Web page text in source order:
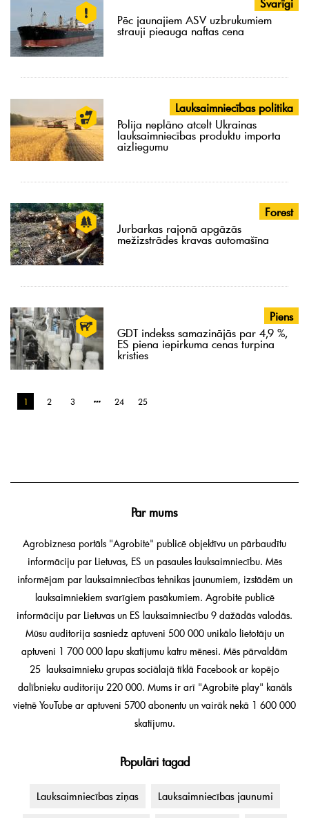
Svarīgi
Pēc jaunajiem ASV uzbrukumiem
strauji pieauga naftas cena
Lauksaimniecības politika
Polija neplāno atcelt Ukrainas
lauksaimniecības produktu importa
aizliegumu
Forest
Jurbarkas rajonā apgāzās
mežizstrādes kravas automašīna
Piens
GDT indekss samazinājās par 4,9 %,
ES piena iepirkuma cenas turpina
kristies
1 2 3 24 25
Par mums
Agrobiznesa portāls "Agrobitė" publicē objektīvu un pārbaudītu
informāciju par Lietuvas, ES un pasaules lauksaimniecību. Mēs
informējam par lauksaimniecības tehnikas jaunumiem, izstādēm un
lauksaimniekiem svarīgiem pasākumiem. Agrobitė publicē
informāciju par Lietuvas un ES lauksaimniecību 9 dažādās valodās.
Mūsu auditorija sasniedz aptuveni 500 000 unikālo lietotāju un
aptuveni 1 700 000 lapu skatījumu katru mēnesi. Mēs pārvaldām
25 lauksaimnieku grupas sociālajā tīklā Facebook ar kopējo
dalībnieku auditoriju 220 000. Mums ir arī "Agrobitė play" kanāls
vietnē YouTube ar aptuveni 5700 abonentu un vairāk nekā 1 600 000
skatījumu.
Populāri tagad
Lauksaimniecības ziņas Lauksaimniecības jaunumi